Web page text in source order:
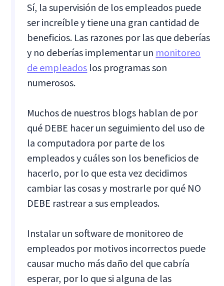
Sí, la supervisión de los empleados puede
ser increíble y tiene una gran cantidad de
beneficios. Las razones por las que deberías
y no deberías implementar un monitoreo
de empleados los programas son
numerosos.
Muchos de nuestros blogs hablan de por
qué DEBE hacer un seguimiento del uso de
la computadora por parte de los
empleados y cuáles son los beneficios de
hacerlo, por lo que esta vez decidimos
cambiar las cosas y mostrarle por qué NO
DEBE rastrear a sus empleados.
Instalar un software de monitoreo de
empleados por motivos incorrectos puede
causar mucho más daño del que cabría
esperar, por lo que si alguna de las